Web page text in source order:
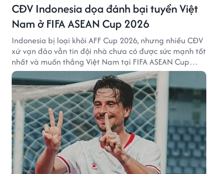
CĐV Indonesia dọa đánh bại tuyển Việt
Nam ở FIFA ASEAN Cup 2026
Indonesia bị loại khỏi AFF Cup 2026, nhưng nhiều CĐV
xứ vạn đảo vẫn tin đội nhà chưa có được sức mạnh tốt
nhất và muốn thắng Việt Nam tại FIFA ASEAN Cup
2026.